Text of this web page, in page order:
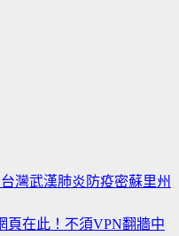
灣武漢肺炎防疫密蘇里州
頁在此！不須VPN翻牆中